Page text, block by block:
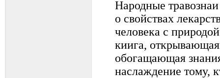
Народные
о свойствах
человека с
киига,
обогащающая
наслаждение тому,